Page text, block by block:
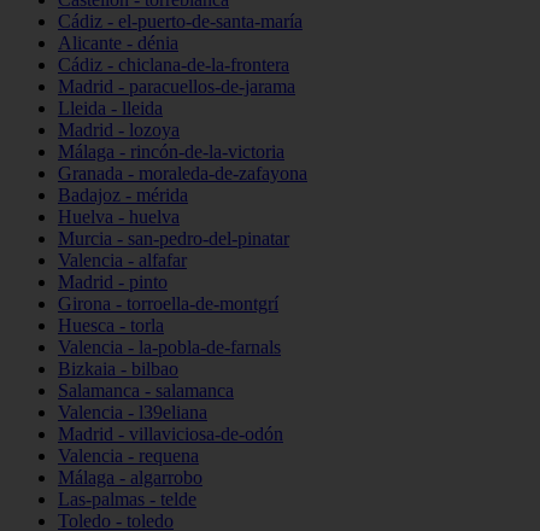
Cádiz - el-puerto-de-santa-maría
Alicante - dénia
Cádiz - chiclana-de-la-frontera
Madrid - paracuellos-de-jarama
Lleida - lleida
Madrid - lozoya
Málaga - rincón-de-la-victoria
Granada - moraleda-de-zafayona
Badajoz - mérida
Huelva - huelva
Murcia - san-pedro-del-pinatar
Valencia - alfafar
Madrid - pinto
Girona - torroella-de-montgrí
Huesca - torla
Valencia - la-pobla-de-farnals
Bizkaia - bilbao
Salamanca - salamanca
Valencia - l39eliana
Madrid - villaviciosa-de-odón
Valencia - requena
Málaga - algarrobo
Las-palmas - telde
Toledo - toledo